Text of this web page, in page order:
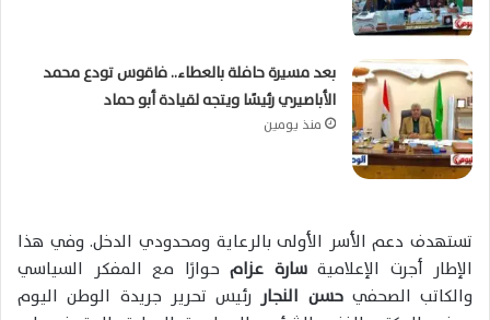
بعد مسيرة حافلة بالعطاء.. فاقوس تودع محمد
الأباصيري رئيسًا ويتجه لقيادة أبو حماد
منذ يومين
تستهدف دعم الأسر الأولى بالرعاية ومحدودي الدخل. وفي هذا
الإطار أجرت الإعلاميةسارة عزام حوارًا مع المفكر السياسي
والكاتب الصحفيحسن النجار رئيس تحرير جريدة الوطن اليوم